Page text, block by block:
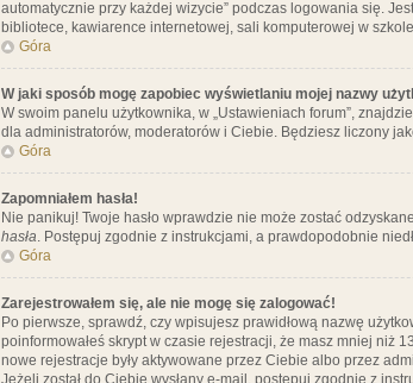
automatycznie przy każdej wizycie” podczas logowania się.
bibliotece, kawiarence internetowej, sali komputerowej w
Góra
W jaki sposób mogę zapobiec wyświetlaniu mojej nazwy
W swoim panelu użytkownika, w „Ustawieniach forum”,
dla administratorów, moderatorów i Ciebie. Będziesz liczony
Góra
Zapomniałem hasła!
Nie panikuj! Twoje hasło wprawdzie nie może zostać
hasła. Postępuj zgodnie z instrukcjami, a prawdopodobnie
Góra
Zarejestrowałem się, ale nie mogę się zalogować!
Po pierwsze, sprawdź, czy wpisujesz prawidłową nazwę
poinformowałeś skrypt w czasie rejestracji, że masz mniej niż
nowe rejestracje były aktywowane przez Ciebie albo przez
Jeżeli został do Ciebie wysłany e-mail, postępuj zgodnie z